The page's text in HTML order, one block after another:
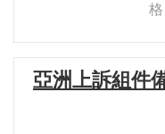
格
亞洲上訴組件